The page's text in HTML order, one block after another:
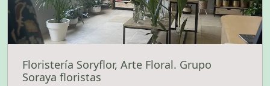
Floristería Soryflor, Arte Floral. Grupo
Soraya floristas